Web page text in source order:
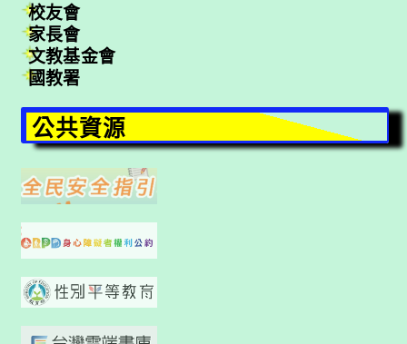
校友會
家長會
文教基金會
國教署
公共資源